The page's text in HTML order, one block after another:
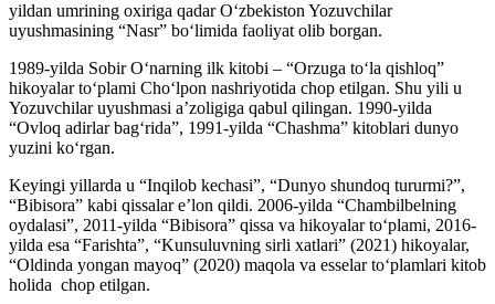
yildan umrining oxiriga qadar O‘zbekiston Yozuvchilar
uyushmasining “Nasr” bo‘limida faoliyat olib borgan.
1989-yilda Sobir O‘narning ilk kitobi – “Orzuga to‘la qishloq”
hikoyalar to‘plami Cho‘lpon nashriyotida chop etilgan. Shu yili u
Yozuvchilar uyushmasi a’zoligiga qabul qilingan. 1990-yilda
“Ovloq adirlar bag‘rida”, 1991-yilda “Chashma” kitoblari dunyo
yuzini ko‘rgan.
Keyingi yillarda u “Inqilob kechasi”, “Dunyo shundoq tururmi?”,
“Bibisora” kabi qissalar e’lon qildi. 2006-yilda “Chambilbelning
oydalasi”, 2011-yilda “Bibisora” qissa va hikoyalar to‘plami, 2016-
yilda esa “Farishta”, “Kunsuluvning sirli xatlari” (2021) hikoyalar,
“Oldinda yongan mayoq” (2020) maqola va esselar to‘plamlari kitob
holida chop etilgan.